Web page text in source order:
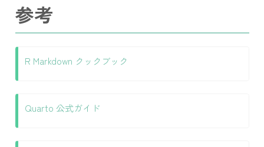
参考
R Markdown クックブック
Quarto 公式ガイド